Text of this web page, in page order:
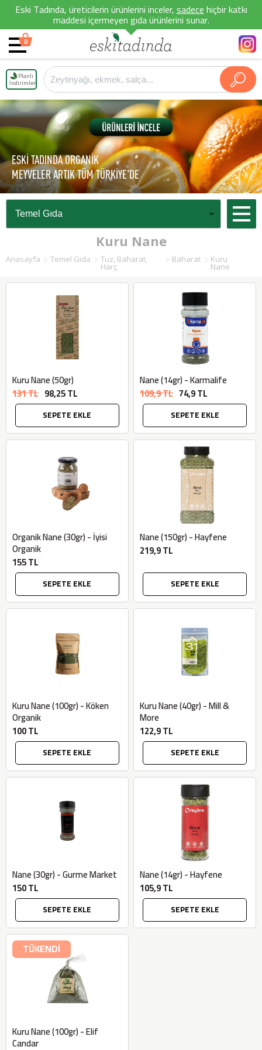
Eski Tadında, üreticilerin ürünlerini inceler,sadecehiçbir katkı
maddesi içermeyen gıda ürünlerini sunar.
0
Planlı
İndirimler
ESKİ TADINDA ORGANİK
MEYVELER ARTIK TÜM TÜRKİYE'DE
Kuru Nane
Anasayfa Temel Gıda Tuz, Baharat,
Harç
Baharat Kuru
Nane
Kuru Nane (50gr)
131 TL 98,25 TL
SEPETE EKLE
Nane (14gr) - Karmalife
109,9 TL 74,9 TL
SEPETE EKLE
Organik Nane (30gr) - İyisi
Organik
155 TL
SEPETE EKLE
Nane (150gr) - Hayfene
219,9 TL
SEPETE EKLE
Kuru Nane (100gr) - Köken
Organik
100 TL
SEPETE EKLE
Kuru Nane (40gr) - Mill &
More
122,9 TL
SEPETE EKLE
Nane (30gr) - Gurme Market
150 TL
SEPETE EKLE
Nane (14gr) - Hayfene
105,9 TL
SEPETE EKLE
TÜKENDİ
Kuru Nane (100gr) - Elif
Candar